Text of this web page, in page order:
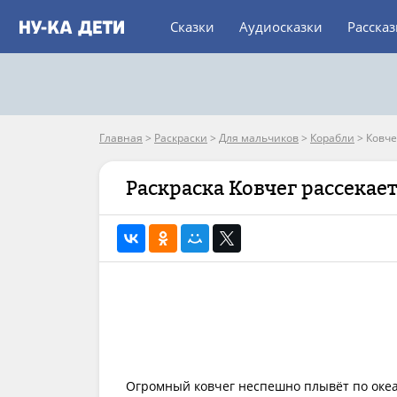
Сказки Аудиосказки
Главная > Раскраски > Для мальчиков> Корабли >
Раскраска Ковчег
Огромный ковчег неспешно плывёт по